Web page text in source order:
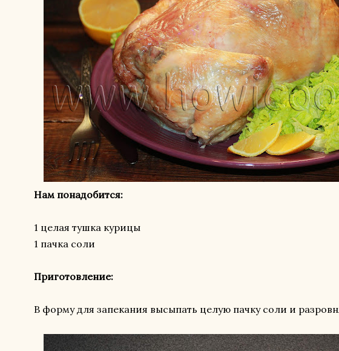
Нам понадобится:
1 целая тушка курицы
1 пачка соли
Приготовление:
В форму для запекания высыпать целую пачку соли и